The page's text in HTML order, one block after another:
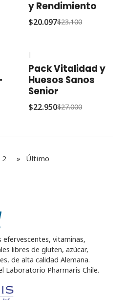
y Rendimiento
$20.097$23.100
|
Pack Vitalidad y
Huesos Sanos
Senior
$22.950$27.000
2 » Último
vitaminas,
libres de gluten, azúcar,
de alta calidad Alemana.
Laboratorio Pharmaris Chile.